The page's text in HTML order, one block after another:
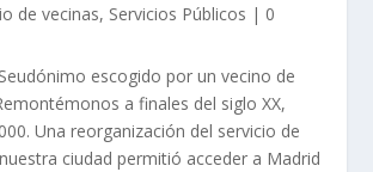
de vecinas, Servicios Públicos | 0
escogido por un vecino de
a finales del siglo XX,
Una reorganización del servicio de
ciudad permitió acceder a Madrid